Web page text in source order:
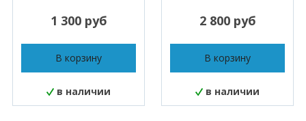
1 300 руб
В корзину
в наличии
2 800 руб
В корзину
в наличии